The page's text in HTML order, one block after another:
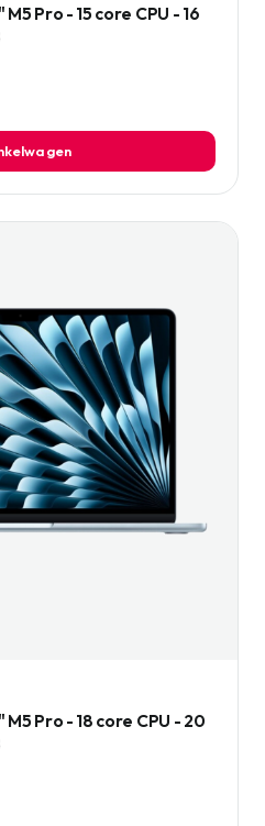
Pro - 15 core CPU - 16
Pro - 18 core CPU - 20